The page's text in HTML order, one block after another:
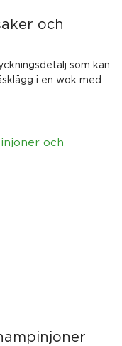
och
som kan
i en wok med